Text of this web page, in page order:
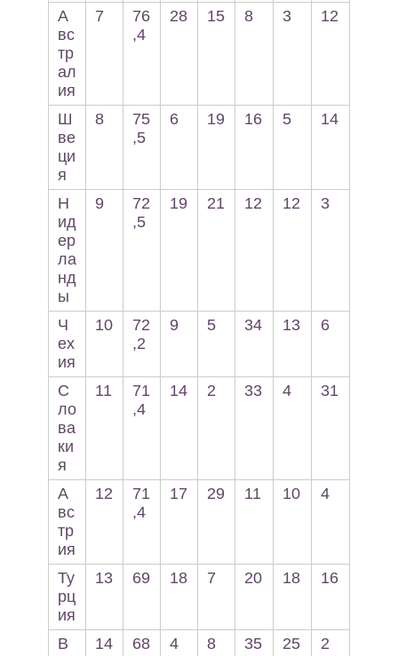
А
вс
тр
ал
ия
7
76
,4
28 15 8 3 12
Ш
ве
ци
я
8
75
,5
6 19 16 5 14
Н
ид
ер
ла
нд
ы
9
72
,5
19 21 12 12 3
Ч
ех
ия
10
72
,2
9 5 34 13 6
С
ло
ва
ки
я
11
71
,4
14 2 33 4 31
А
вс
тр
ия
12
71
,4
17 29 11 10 4
Ту
рц
ия
13 69 18 7 20 18 16
В
14
68
4 8 35 25 2